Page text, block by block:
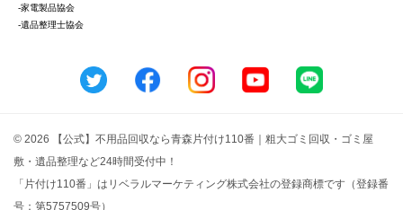
-家電製品協会
-遺品整理士協会
© 2026 【公式】不用品回収なら青森片付け110番｜粗大ゴミ回収・ゴミ屋
敷・遺品整理など24時間受付中！
「片付け110番」はリベラルマーケティング株式会社の登録商標です（登録番
号：第5757509号）